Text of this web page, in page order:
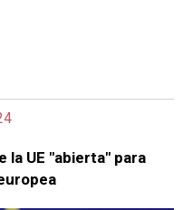
la UE "abierta" para